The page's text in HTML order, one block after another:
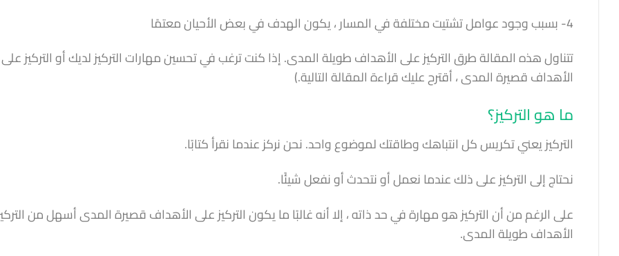
4- بسبب وجود عوامل تشتيت مختلفة في المسار ، يكون الهدف في بعض الأحيان معتمًا
تتناول هذه المقالة طرق التركيز على الأهداف طويلة المدى. إذا كنت ترغب في تحسين مهارات التركيز لديك أو التركيز على
الأهداف قصيرة المدى ، أقترح عليك قراءة المقالة التالية.)
ما هو التركيز؟
التركيز يعني تكريس كل انتباهك وطاقتك لموضوع واحد. نحن نركز عندما نقرأ كتابًا.
نحتاج إلى التركيز على ذلك عندما نعمل أو نتحدث أو نفعل شيئًا.
على الرغم من أن التركيز هو مهارة في حد ذاته ، إلا أنه غالبًا ما يكون التركيز على الأهداف قصيرة المدى أسهل من
الأهداف طويلة المدى.